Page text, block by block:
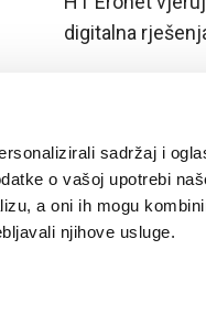
sadržaj i
o vašoj upotrebi
a oni ih mogu
njihove usluge.
digitalna